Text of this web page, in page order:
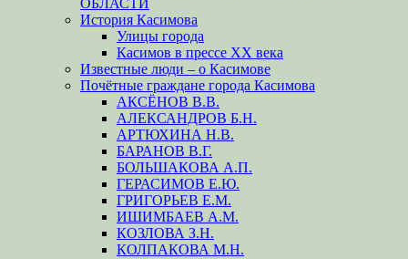
История Касимова
Улицы города
Касимов в прессе XX века
Известные люди – о Касимове
Почётные граждане города Касимова
АКСЁНОВ В.В.
АЛЕКСАНДРОВ Б.Н.
АРТЮХИНА Н.В.
БАРАНОВ В.Г.
БОЛЬШАКОВА А.П.
ГЕРАСИМОВ Е.Ю.
ГРИГОРЬЕВ Е.М.
ИШИМБАЕВ А.М.
КОЗЛОВА З.Н.
КОЛПАКОВА М.Н.